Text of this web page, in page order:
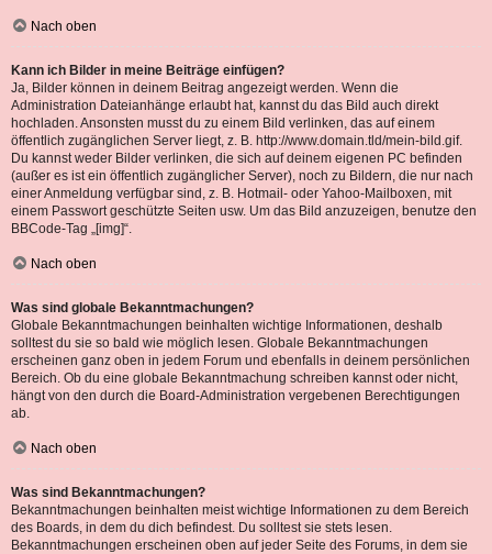
Nach oben
Kann ich Bilder in meine Beiträge einfügen?
Ja, Bilder können in deinem Beitrag angezeigt werden. Wenn die
Administration Dateianhänge erlaubt hat, kannst du das Bild auch direkt
hochladen. Ansonsten musst du zu einem Bild verlinken, das auf einem
öffentlich zugänglichen Server liegt, z. B. http://www.domain.tld/mein-bild.gif.
Du kannst weder Bilder verlinken, die sich auf deinem eigenen PC befinden
(außer es ist ein öffentlich zugänglicher Server), noch zu Bildern, die nur nach
einer Anmeldung verfügbar sind, z. B. Hotmail- oder Yahoo-Mailboxen, mit
einem Passwort geschützte Seiten usw. Um das Bild anzuzeigen, benutze den
BBCode-Tag „[img]“.
Nach oben
Was sind globale Bekanntmachungen?
Globale Bekanntmachungen beinhalten wichtige Informationen, deshalb
solltest du sie so bald wie möglich lesen. Globale Bekanntmachungen
erscheinen ganz oben in jedem Forum und ebenfalls in deinem persönlichen
Bereich. Ob du eine globale Bekanntmachung schreiben kannst oder nicht,
hängt von den durch die Board-Administration vergebenen Berechtigungen
ab.
Nach oben
Was sind Bekanntmachungen?
Bekanntmachungen beinhalten meist wichtige Informationen zu dem Bereich
des Boards, in dem du dich befindest. Du solltest sie stets lesen.
Bekanntmachungen erscheinen oben auf jeder Seite des Forums, in dem sie